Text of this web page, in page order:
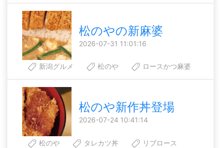
松のやの新麻婆
2026-07-31 11:01:16
新潟グルメ 松のや ロースかつ麻婆
松のや新作丼登場
2026-07-24 10:41:14
松のや タレカツ丼 リブロース